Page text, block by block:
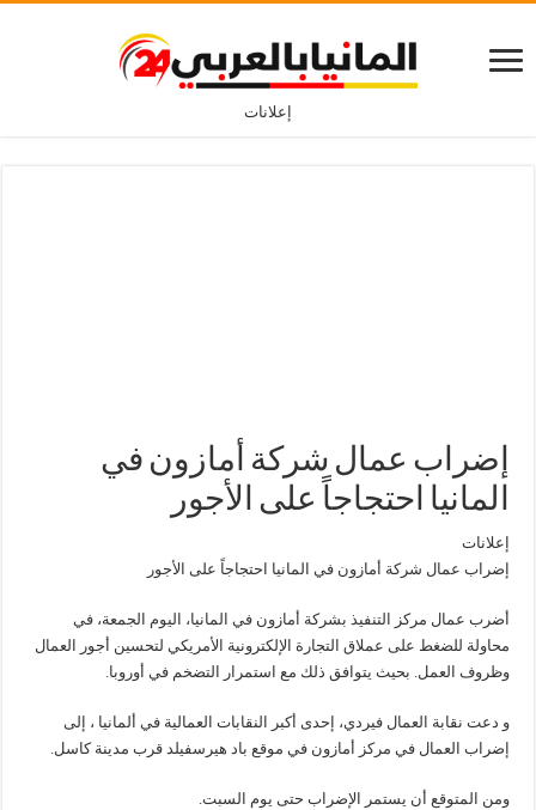
إعلانات
إضراب عمال شركة أمازون في
المانيا احتجاجاً على الأجور
إعلانات
إضراب عمال شركة أمازون في المانيا احتجاجاً على الأجور
أضرب عمال مركز التنفيذ بشركة أمازون في المانيا، اليوم الجمعة، في
محاولة للضغط على عملاق التجارة الإلكترونية الأمريكي لتحسين أجور العمال
وظروف العمل. بحيث يتوافق ذلك مع استمرار التضخم في أوروبا.
و دعت نقابة العمال فيردي، إحدى أكبر النقابات العمالية في ألمانيا ، إلى
إضراب العمال في مركز أمازون في موقع باد هيرسفيلد قرب مدينة كاسل.
ومن المتوقع أن يستمر الإضراب حتى يوم السبت.